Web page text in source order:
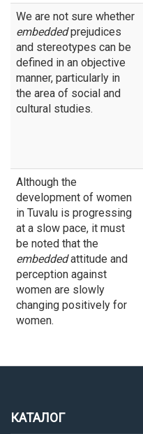
We are not sure whether
embeddedprejudices
and stereotypes can be
defined in an objective
manner, particularly in
the area of social and
cultural studies.
Although the
development of women
in Tuvalu is progressing
at a slow pace, it must
be noted that the
embeddedattitude and
perception against
women are slowly
changing positively for
women.
КАТАЛОГ